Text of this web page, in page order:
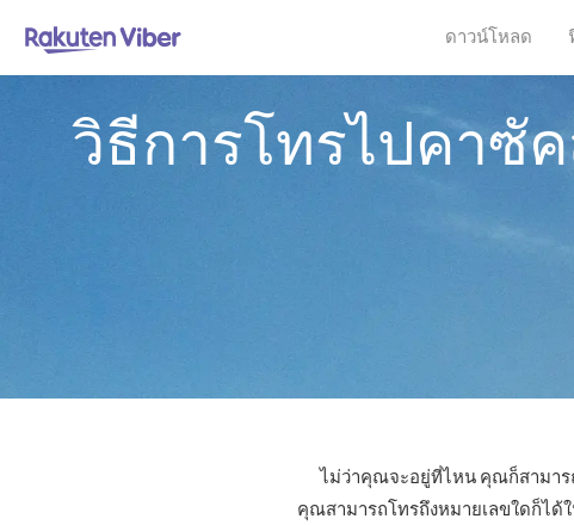
ดาวน์โหลด
วิธีการโทรไปคาซั
ไม่ว่าคุณจะอยู่ที่ไหน คุณก็สามาร
คุณสามารถโทรถึงหมายเลขใดก็ได้